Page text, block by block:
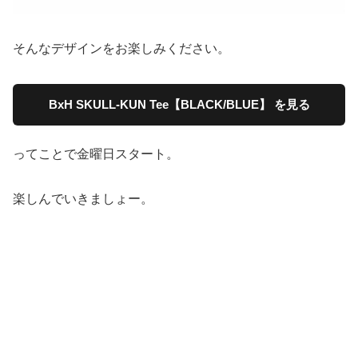
そんなデザインをお楽しみください。
BxH SKULL-KUN Tee【BLACK/BLUE】 を見る
ってことで金曜日スタート。
楽しんでいきましょー。